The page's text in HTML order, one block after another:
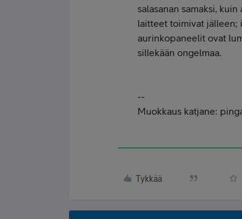
salasanan samaksi,
laitteet toimivat jälleen;
aurinkopaneelit ovat
sillekään ongelmaa.
--
Muokkaus katjane:
Tykkää